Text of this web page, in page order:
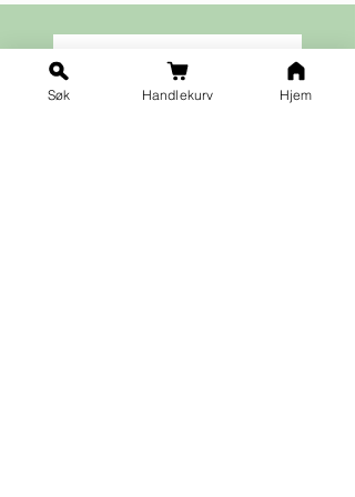
Søk Handlekurv Hjem